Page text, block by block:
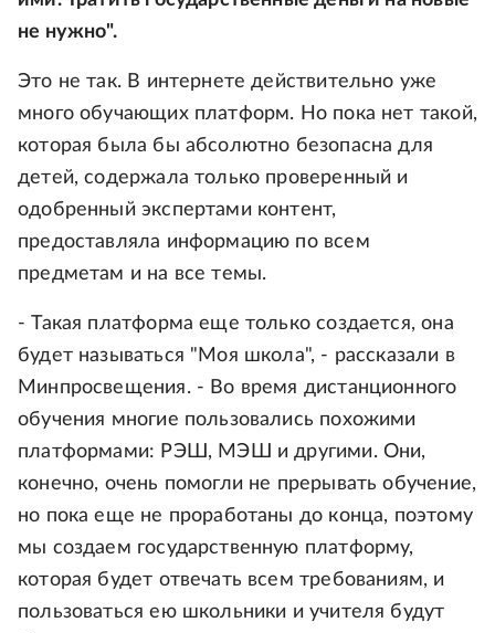
не нужно".
Это не так. В интернете действительно уже
много обучающих платформ. Но пока нет такой,
которая была бы абсолютно безопасна для
детей, содержала только проверенный и
одобренный экспертами контент,
предоставляла информацию по всем
предметам и на все темы.
- Такая платформа еще только создается, она
будет называться "Моя школа", - рассказали в
Минпросвещения. - Во время дистанционного
обучения многие пользовались похожими
платформами: РЭШ, МЭШ и другими. Они,
конечно, очень помогли не прерывать обучение,
но пока еще не проработаны до конца, поэтому
мы создаем государственную платформу,
которая будет отвечать всем требованиям, и
пользоваться ею школьники и учителя будут